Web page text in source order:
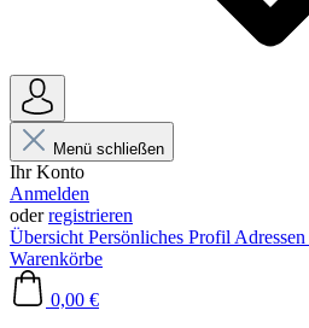
Menü schließen
Ihr Konto
Anmelden
oderregistrieren
Übersicht Persönliches Profil Adressen
Warenkörbe
0,00 €